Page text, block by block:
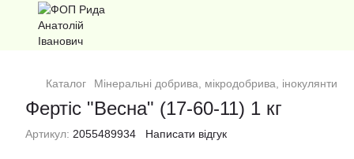
Каталог Мінеральні добрива, мікродобрива, інокулянти
Фертіс "Весна" (17-60-11) 1 кг
Артикул: 2055489934 Написати відгук